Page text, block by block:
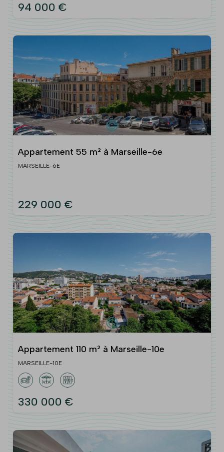
94 000 €
Appartement 55 m² à Marseille-6e
MARSEILLE-6E
229 000 €
Appartement 110 m² à Marseille-10e
MARSEILLE-10E
330 000 €